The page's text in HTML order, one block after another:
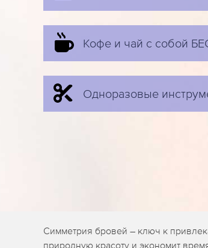
Кофе и чай с собой
Одноразовые
Симметрия бровей – ключ к
природную красоту и экономит